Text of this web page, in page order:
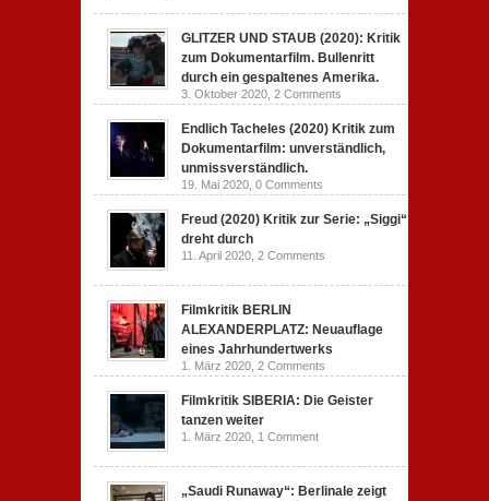
GLITZER UND STAUB (2020): Kritik
zum Dokumentarfilm. Bullenritt
durch ein gespaltenes Amerika.
3. Oktober 2020, 2 Comments
Endlich Tacheles (2020) Kritik zum
Dokumentarfilm: unverständlich,
unmissverständlich.
19. Mai 2020, 0 Comments
Freud (2020) Kritik zur Serie: „Siggi“
dreht durch
11. April 2020, 2 Comments
Filmkritik BERLIN
ALEXANDERPLATZ: Neuauflage
eines Jahrhundertwerks
1. März 2020, 2 Comments
Filmkritik SIBERIA: Die Geister
tanzen weiter
1. März 2020, 1 Comment
„Saudi Runaway“: Berlinale zeigt